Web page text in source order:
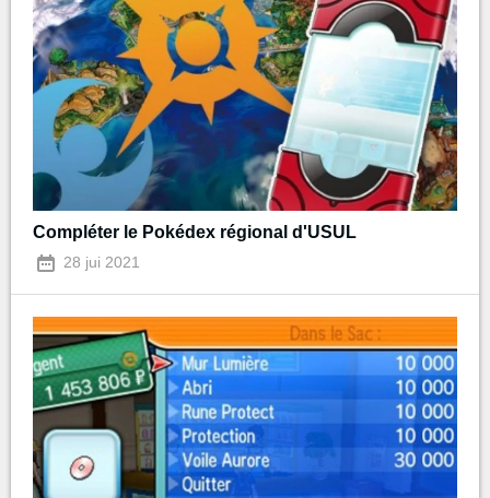
Compléter le Pokédex régional d'USUL
28 jui 2021